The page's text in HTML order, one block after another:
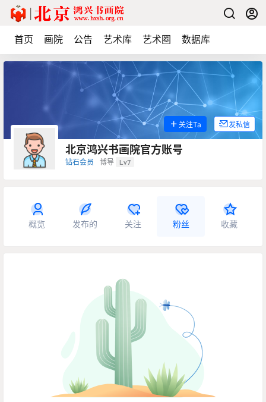
首页 画院 公告 艺术库 艺术圈 数据库
北京鸿兴书画院官方账号
钻石会员 博导 Lv7
关注Ta 发私信
概览 发布的 关注 粉丝 收藏